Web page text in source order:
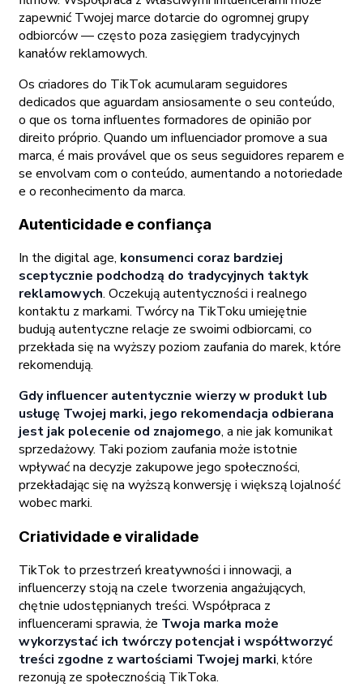
zapewnić Twojej marce dotarcie do ogromnej grupy
odbiorców — często poza zasięgiem tradycyjnych
kanałów reklamowych.
Os criadores do TikTok acumularam seguidores
dedicados que aguardam ansiosamente o seu conteúdo,
o que os torna influentes formadores de opinião por
direito próprio. Quando um influenciador promove a sua
marca, é mais provável que os seus seguidores reparem e
se envolvam com o conteúdo, aumentando a notoriedade
e o reconhecimento da marca.
Autenticidade e confiança
In the digital age, konsumenci coraz bardziej
sceptycznie podchodzą do tradycyjnych taktyk
reklamowych. Oczekują autentyczności i realnego
kontaktu z markami. Twórcy na TikToku umiejętnie
budują autentyczne relacje ze swoimi odbiorcami, co
przekłada się na wyższy poziom zaufania do marek, które
rekomendują.
Gdy influencer autentycznie wierzy w produkt lub
usługę Twojej marki, jego rekomendacja odbierana
jest jak polecenie od znajomego, a nie jak komunikat
sprzedażowy. Taki poziom zaufania może istotnie
wpływać na decyzje zakupowe jego społeczności,
przekładając się na wyższą konwersję i większą lojalność
wobec marki.
Criatividade e viralidade
TikTok to przestrzeń kreatywności i innowacji, a
influencerzy stoją na czele tworzenia angażujących,
chętnie udostępnianych treści. Współpraca z
influencerami sprawia, że Twoja marka może
wykorzystać ich twórczy potencjał i współtworzyć
treści zgodne z wartościami Twojej marki, które
rezonują ze społecznością TikToka.